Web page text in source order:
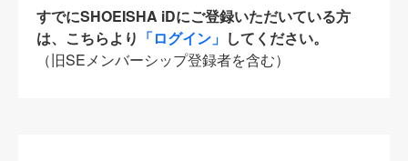
すでにSHOEISHA iDにご登録いただいている方
は、こちらより 「ログイン」 してください。
（旧SEメンバーシップ登録者を含む）